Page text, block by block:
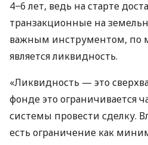
4−6 лет, ведь на старте
транзакционные на
важным инструментом, по
является ликвидность.
«Ликвидность — это
фонде это ограничивается
системы провести сделку.
есть ограничение как